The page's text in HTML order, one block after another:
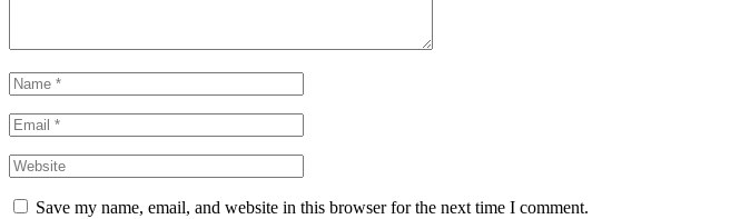
Save my name, email, and website in this browser for the next time I comment.